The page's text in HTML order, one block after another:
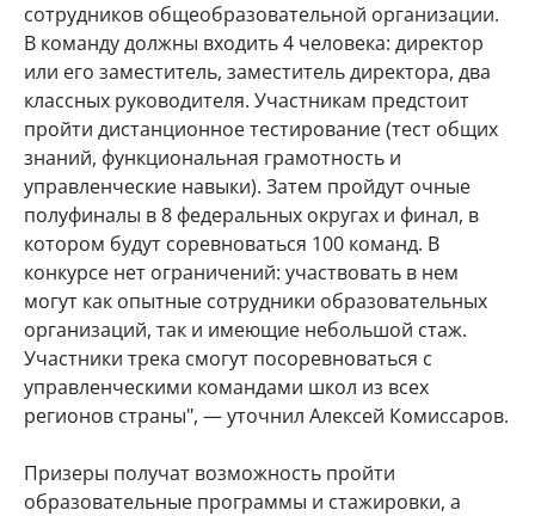
сотрудников общеобразовательной организации.
В команду должны входить 4 человека: директор
или его заместитель, заместитель директора, два
классных руководителя. Участникам предстоит
пройти дистанционное тестирование (тест общих
знаний, функциональная грамотность и
управленческие навыки). Затем пройдут очные
полуфиналы в 8 федеральных округах и финал, в
котором будут соревноваться 100 команд. В
конкурсе нет ограничений: участвовать в нем
могут как опытные сотрудники образовательных
организаций, так и имеющие небольшой стаж.
Участники трека смогут посоревноваться с
управленческими командами школ из всех
регионов страны", — уточнил Алексей Комиссаров.
Призеры получат возможность пройти
образовательные программы и стажировки, а